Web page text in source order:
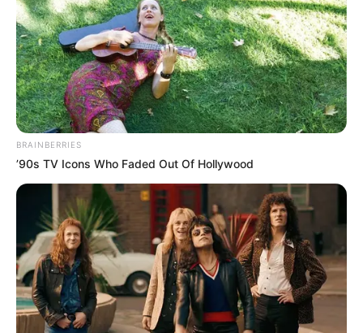
FNARAS em Brasília: Senado pode
promulgar PEC 14 em semana de
mobilização.
Presidente Kennedy (ES) abre processo
seletivo para Agentes de Saúde e de
Combate às Endemias.
triênio e sexta-parte na aposentadoria?
DESTAQUES DO MÊS
Prefeitura realiza a maior entrega de
motocicletas aos Agentes de Saúde da
história...
BRAINBERRIES
’90s TV Icons Who Faded Out Of Hollywood